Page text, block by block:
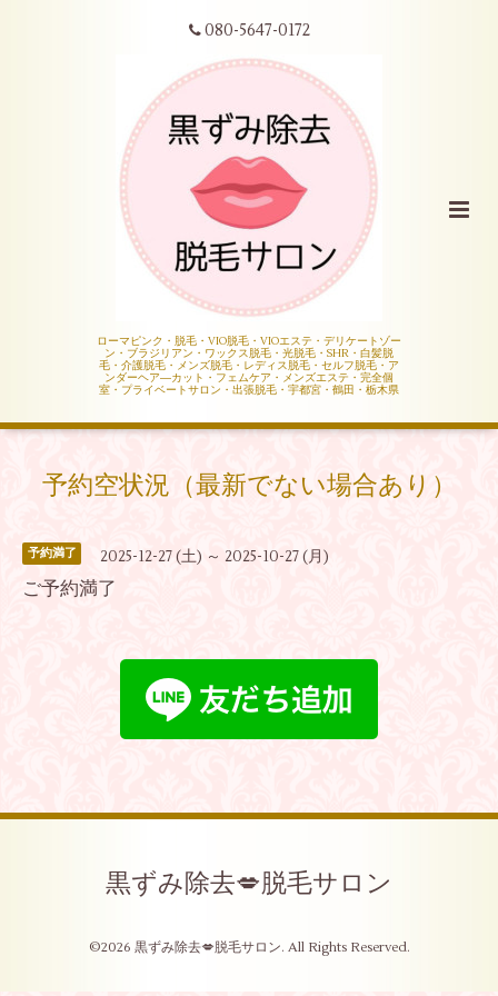
080-5647-0172
ローマピンク・脱毛・VIO脱毛・VIOエステ・デリケートゾー
ン・ブラジリアン・ワックス脱毛・光脱毛・SHR・白髪脱
毛・介護脱毛・メンズ脱毛・レディス脱毛・セルフ脱毛・ア
ンダーヘア―カット・フェムケア・メンズエステ・完全個
室・プライベートサロン・出張脱毛・宇都宮・鶴田・栃木県
予約空状況（最新でない場合あり）
予約満了 2025-12-27 (土) ～ 2025-10-27 (月)
ご予約満了
黒ずみ除去💋脱毛サロン
©2026 黒ずみ除去💋脱毛サロン. All Rights Reserved.